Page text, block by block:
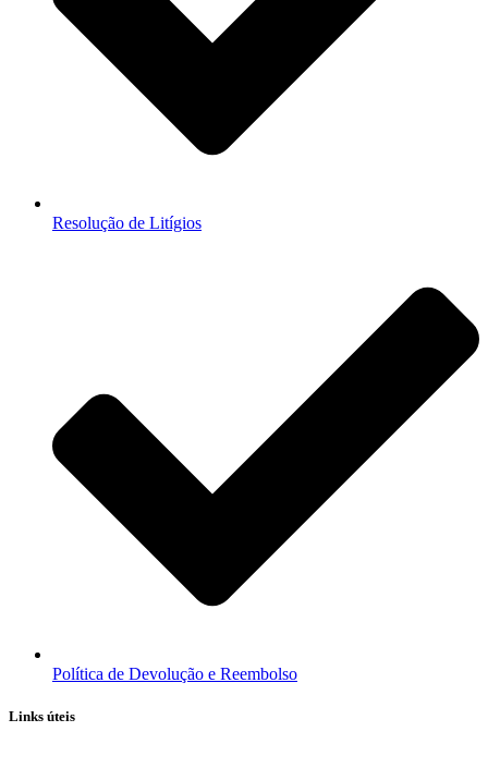
Resolução de Litígios
Política de Devolução e Reembolso
Links úteis